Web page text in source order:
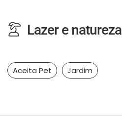
Lazer e natureza
Aceita Pet Jardim